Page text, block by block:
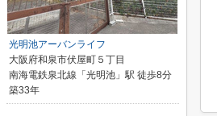
光明池アーバンライフ
大阪府和泉市伏屋町５丁目
南海電鉄泉北線「光明池」駅 徒歩8分
築33年